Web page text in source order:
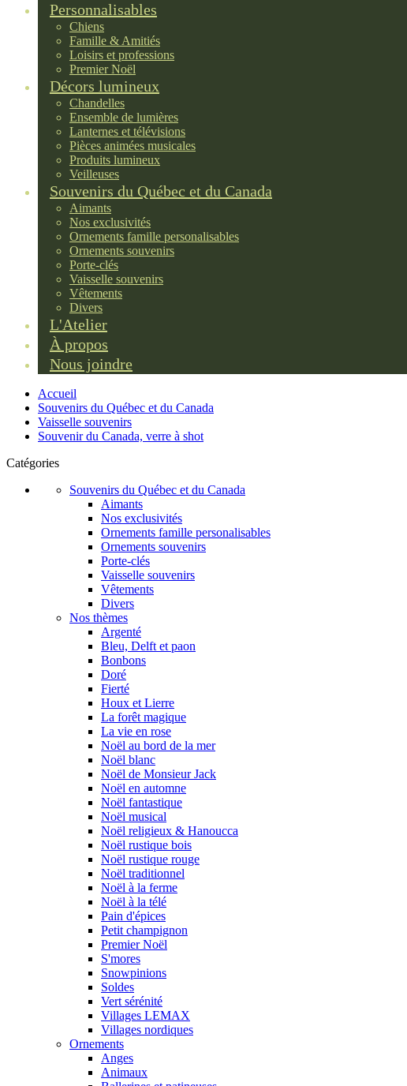
Personnalisables
Chiens
Famille & Amitiés
Loisirs et professions
Premier Noël
Décors lumineux
Chandelles
Ensemble de lumières
Lanternes et télévisions
Pièces animées musicales
Produits lumineux
Veilleuses
Souvenirs du Québec et du Canada
Aimants
Nos exclusivités
Ornements famille personalisables
Ornements souvenirs
Porte-clés
Vaisselle souvenirs
Vêtements
Divers
L'Atelier
À propos
Nous joindre
Accueil
Souvenirs du Québec et du Canada
Vaisselle souvenirs
Souvenir du Canada, verre à shot
Catégories
Nos thèmes
Argenté
Bleu, Delft et paon
Bonbons
Doré
Fierté
Houx et Lierre
La forêt magique
La vie en rose
Noël au bord de la mer
Noël blanc
Noël de Monsieur Jack
Noël en automne
Noël fantastique
Noël musical
Noël religieux & Hanoucca
Noël rustique bois
Noël rustique rouge
Noël traditionnel
Noël à la ferme
Noël à la télé
Pain d'épices
Petit champignon
Premier Noël
S'mores
Snowpinions
Soldes
Vert sérénité
Villages LEMAX
Villages nordiques
Ornements
Anges
Animaux
Souvenirs du Québec et du Canada
Aimants
Nos exclusivités
Ornements famille personalisables
Ornements souvenirs
Porte-clés
Vaisselle souvenirs
Vêtements
Divers